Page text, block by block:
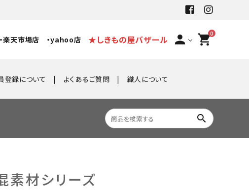
・楽天市場店 ・yahoo店 ★しきもの屋バザール person 0
shopping_cart
登録について よくあるご質問 織人について
search
素材シリーズ